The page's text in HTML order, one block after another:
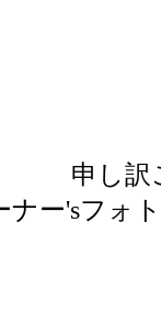
申し訳
ナー'sフォ